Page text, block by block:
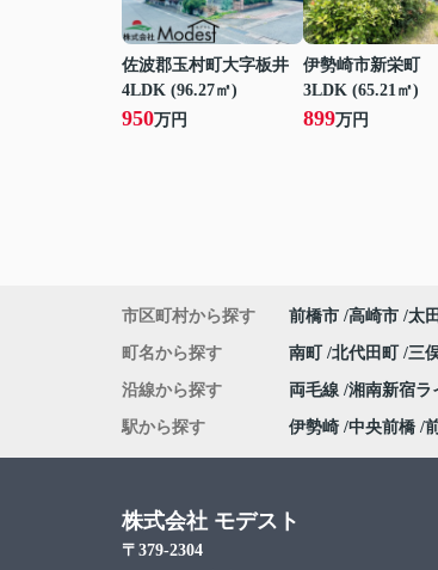
佐波郡玉村町大字板井
4LDK (96.27㎡)
950万円
伊勢崎市新栄町
3LDK (65.21㎡)
899万円
市区町村から探す 前橋市 高崎市 太
町名から探す 南町 北代田町 三
沿線から探す 両毛線 湘南新宿ラ
駅から探す 伊勢崎 中央前橋
株式会社 モデスト
〒379-2304